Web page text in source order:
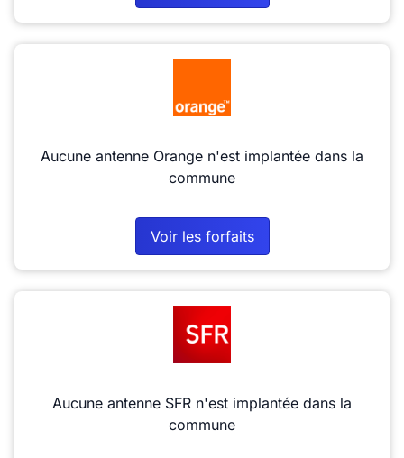
Aucune antenne Orange n'est implantée dans la
commune
Voir les forfaits
Aucune antenne SFR n'est implantée dans la
commune